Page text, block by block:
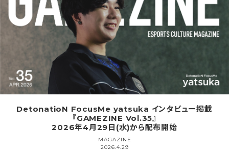
DetonatioN FocusMe yatsuka インタビュー掲載
『GAMEZINE Vol.35』
2026年4月29日(水)から配布開始
MAGAZINE
2026.4.29